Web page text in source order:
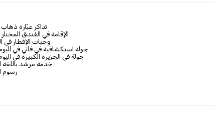
تذاكر عبّارة
الإقامة في الفندق المختار
وجبات الإفطار في
جولة استكشافية في فاثي في
جولة في الجزيرة الكبيرة في اليوم
خدمة مرشد باللغة
رسوم